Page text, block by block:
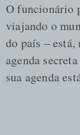
O funcionário
viajando o
do país –
agenda
sua agenda